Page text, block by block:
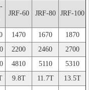
JRF-60 JRF-80 JRF-100
1470 1670
1870
2200 2460
2700
4810 5110
5310
9.8T 11.7T
13.5T